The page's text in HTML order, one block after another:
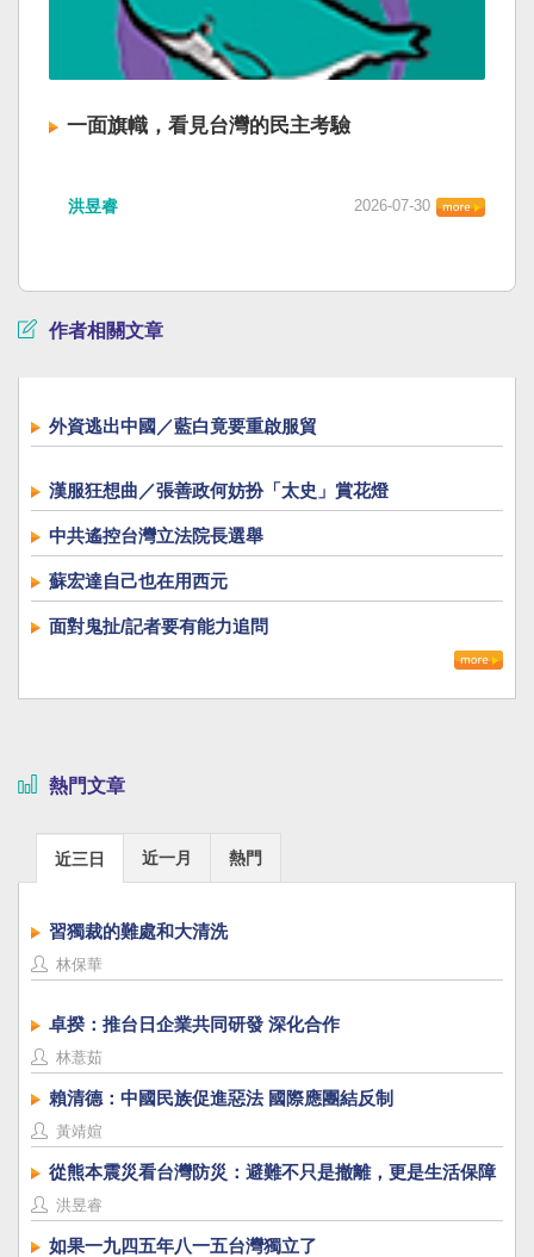
一面旗幟，看見台灣的民主考驗
洪昱睿 2026-07-30
作者相關文章
外資逃出中國／藍白竟要重啟服貿
漢服狂想曲／張善政何妨扮「太史」賞花燈
中共遙控台灣立法院長選舉
蘇宏達自己也在用西元
面對鬼扯/記者要有能力追問
熱門文章
近三日 近一月 熱門
習獨裁的難處和大清洗
林保華
卓揆：推台日企業共同研發 深化合作
林薏茹
賴清德：中國民族促進惡法 國際應團結反制
黃靖媗
從熊本震災看台灣防災：避難不只是撤離，更是生活保障
洪昱睿
如果一九四五年八一五台灣獨立了